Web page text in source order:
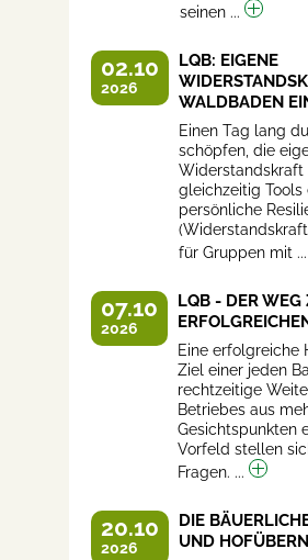
seinen ...
02.10
2026
LQB: EIGENE
WALDBADEN
Einen Tag lang
schöpfen, die
Widerstandskraft
gleichzeitig Tools
persönliche
für Gruppen mit ...
07.10
2026
LQB - DER WEG
Eine erfolgreiche
Ziel einer jeden
rechtzeitige
Betriebes aus
Gesichtspunkten
Vorfeld stellen
Fragen. ...
20.10
2026
DIE
UND